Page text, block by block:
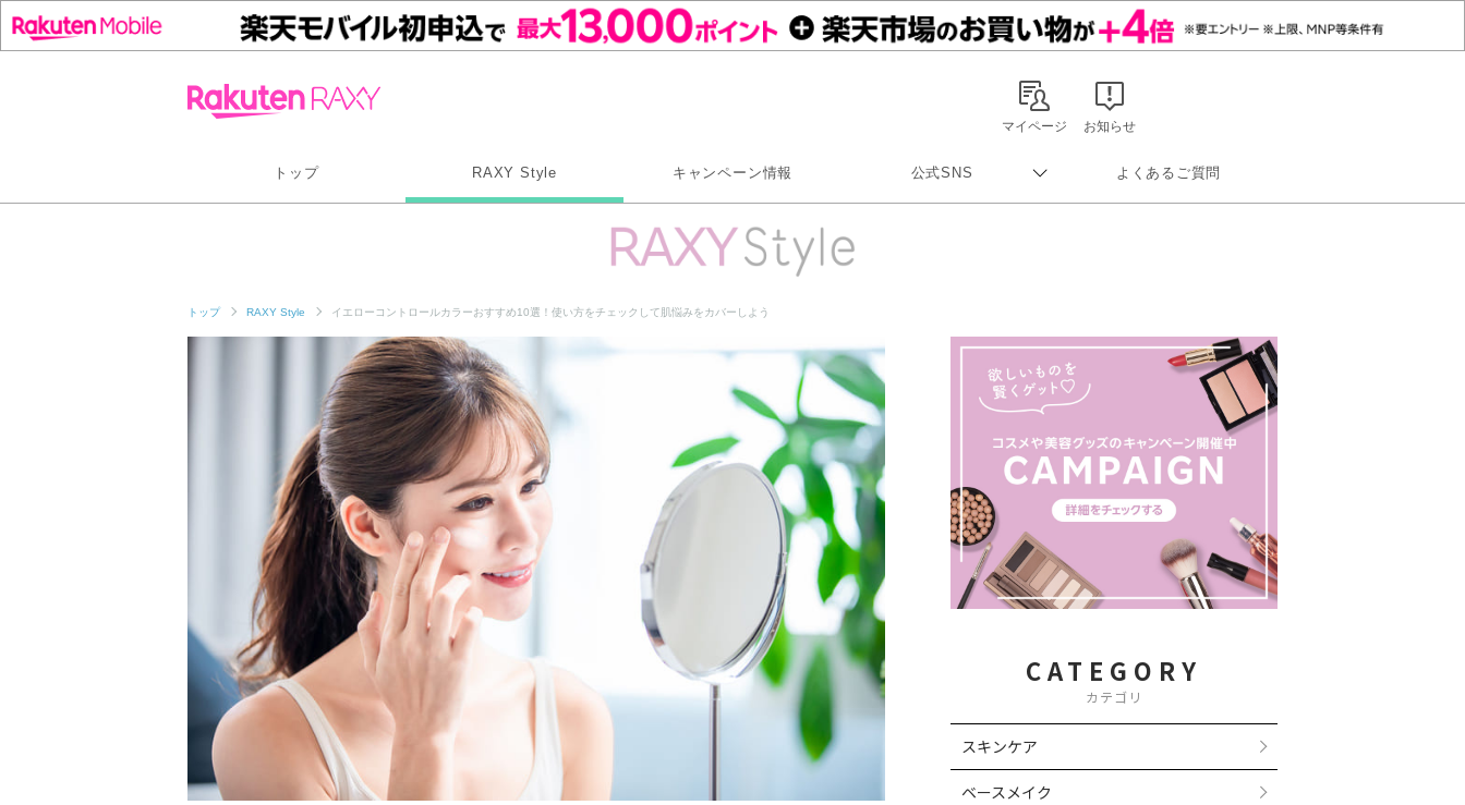
お知らせ
マイページ
トップ RAXY Style キャンペーン情報 公式SNS
Rakuten Link
よくあるご質問
トップ RAXY Style イエローコントロールカラーおすすめ10選！使い方をチェックして肌悩みをカバーしよう
CATEGORY
カテゴリ
スキンケア
ベースメイク